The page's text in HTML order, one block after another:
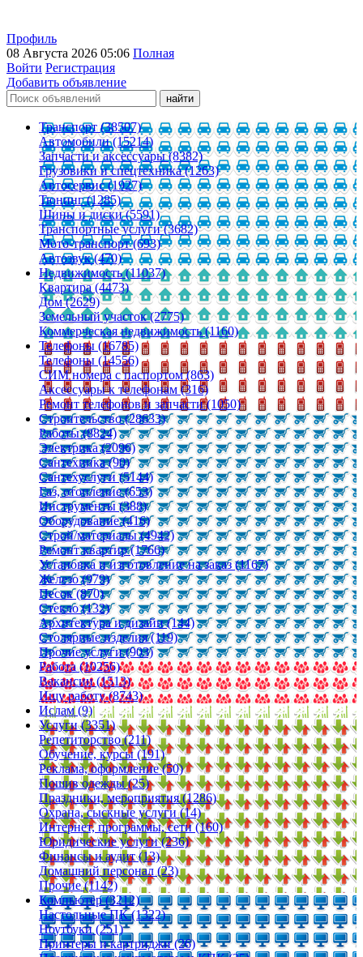
Профиль
08 Августа 2026 05:06 Полная
Войти Регистрация
Добавить объявление
Транспорт (38507)
Автомобили (15214)
Запчасти и аксессуары (8382)
Грузовики и спецтехника (1263)
Автосервис (1927)
Тюнинг (1285)
Шины и диски (5591)
Транспортные услуги (3682)
Мото-транспорт (693)
Автозвук (470)
Недвижимость (11037)
Квартира (4473)
Дом (2629)
Земельный участок (2775)
Коммерческая недвижимость (1160)
Телефоны (16785)
Телефоны (14556)
СИМ номера с паспортом (863)
Аксессуары к телефонам (316)
Ремонт телефонов и запчасти (1050)
Строительство (28633)
Работы (8824)
Электрика (2096)
Сантехника (90)
Сантехуслуги (5144)
Газ, отопление (653)
Инструменты (388)
Оборудование (416)
Строй/материалы (4942)
Ремонт квартир (1766)
Установка и изготовление на заказ (1167)
Железо (979)
Песок (870)
Стекло (132)
Архитектура и дизайн (144)
Столярные изделия (119)
Прочие услуги (903)
Работа (10256)
Вакансии (1513)
Ищу работу (8743)
Ислам (9)
Услуги (3351)
Репетиторство (211)
Обучение, курсы (191)
Реклама, оформление (50)
Пошив одежды (25)
Праздники, мероприятия (1286)
Охрана, сыскные услуги (14)
Интернет, программы, сети (160)
Юридические услуги (236)
Финансы и аудит (13)
Домашний персонал (23)
Прочие (1142)
Компьютер (3212)
Настольные ПК (1322)
Ноутбуки (251)
Принтеры и картриджи (26)